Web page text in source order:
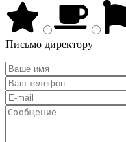
Письмо директору